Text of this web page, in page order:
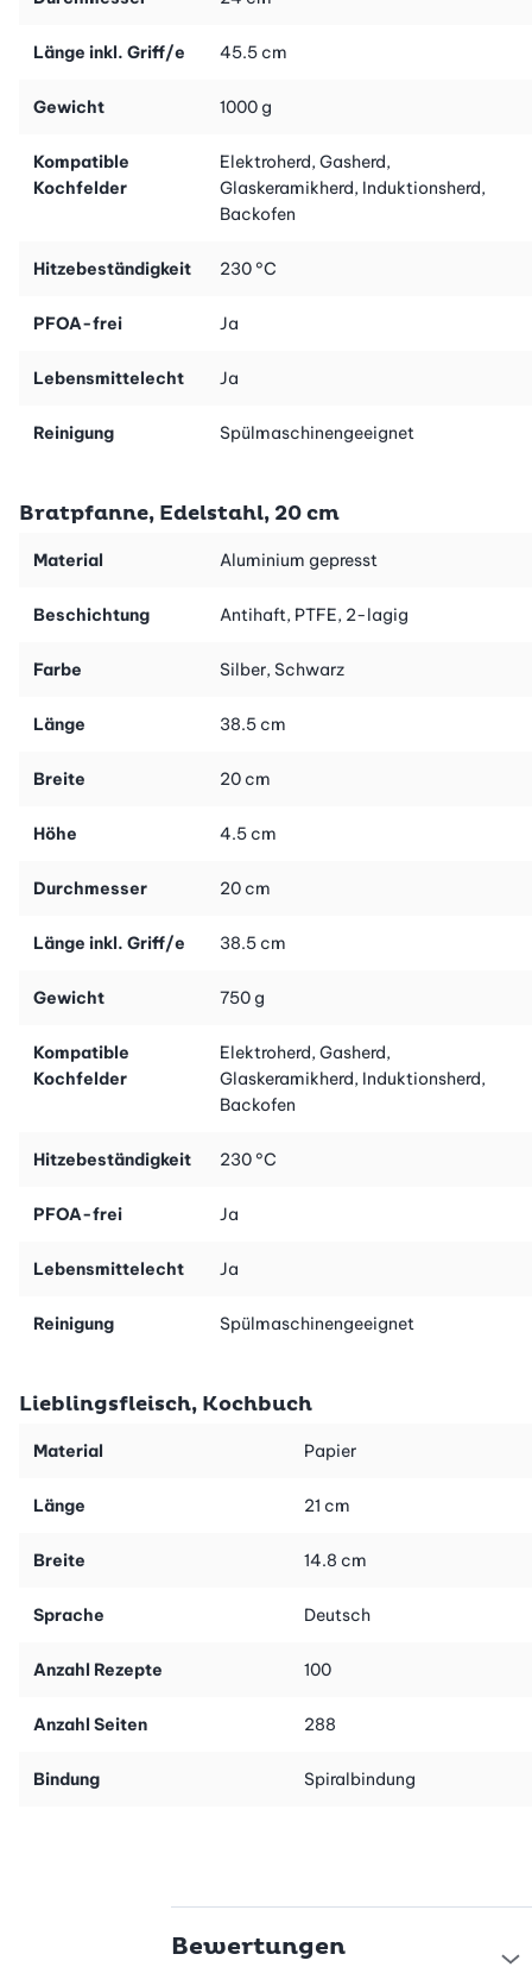
Länge inkl. Griff/e 45.5 cm
Gewicht 1000 g
Kompatible
Kochfelder
Elektroherd, Gasherd,
Glaskeramikherd, Induktionsherd,
Backofen
Hitzebeständigkeit 230 °C
PFOA-frei Ja
Lebensmittelecht Ja
Reinigung Spülmaschinengeeignet
Bratpfanne, Edelstahl, 20 cm
Material Aluminium gepresst
Beschichtung Antihaft, PTFE, 2-lagig
Farbe Silber, Schwarz
Länge 38.5 cm
Breite 20 cm
Höhe 4.5 cm
Durchmesser 20 cm
Länge inkl. Griff/e 38.5 cm
Gewicht 750 g
Kompatible
Kochfelder
Elektroherd, Gasherd,
Glaskeramikherd, Induktionsherd,
Backofen
Hitzebeständigkeit 230 °C
PFOA-frei Ja
Lebensmittelecht Ja
Reinigung Spülmaschinengeeignet
Lieblingsfleisch, Kochbuch
Material Papier
Länge 21 cm
Breite 14.8 cm
Sprache Deutsch
Anzahl Rezepte 100
Anzahl Seiten 288
Bindung Spiralbindung
Bewertungen